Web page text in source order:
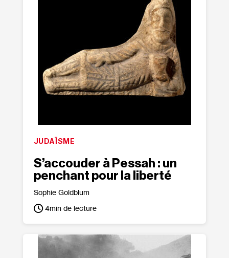
JUDAÏSME
S’accouder à Pessah : un
penchant pour la liberté
Sophie Goldblum
4min de lecture